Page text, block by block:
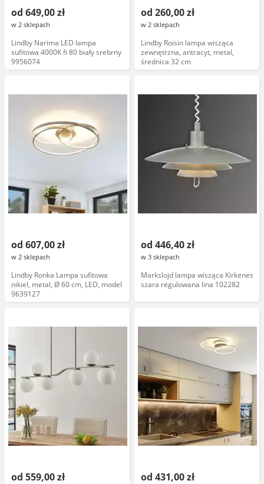
od 649,00 zł
w 2 sklepach
Lindby Narima LED lampa
sufitowa 4000K fi 80 biały srebrny
9956074
od 260,00 zł
w 2 sklepach
Lindby Roisin lampa wisząca
zewnętrzna, antracyt, metal,
średnica 32 cm
od 607,00 zł
w 2 sklepach
Lindby Ronka Lampa sufitowa
nikiel, metal, Ø 60 cm, LED, model
9639127
od 446,40 zł
w 3 sklepach
Markslojd lampa wisząca Kirkenes
szara regulowana lina 102282
od 559,00 zł od 431,00 zł